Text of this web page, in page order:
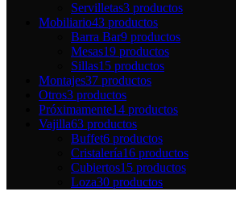
Servilletas3 productos
Mobiliario43 productos
Barra Bar9 productos
Mesas19 productos
Sillas15 productos
Montajes37 productos
Otros3 productos
Próximamente14 productos
Vajilla63 productos
Buffet6 productos
Cristalería16 productos
Cubiertos15 productos
Loza30 productos